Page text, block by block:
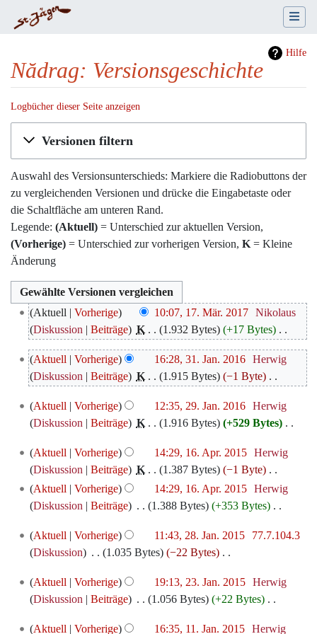
Hilfe
Nădrag: Versionsgeschichte
Logbücher dieser Seite anzeigen
Wechseln zu:Navigation,Suche
Versionen filtern
Auswahl des Versionsunterschieds: Markiere die Radiobuttons der
zu vergleichenden Versionen und drücke die Eingabetaste oder
die Schaltfläche am unteren Rand.
Legende: (Aktuell) = Unterschied zur aktuellen Version,
(Vorherige) = Unterschied zur vorherigen Version, K = Kleine
Änderung
17.
März
2017
Aktuell Vorherige 10:07, 17. Mär. 2017‎ Nikolaus
Diskussion
Beiträge K 1.932 Bytes +17 Bytes ‎
e
i
e
B
e
a
b
e
i
t
n
g
31.
Januar
2016
Aktuell Vorherige 16:28, 31. Jan. 2016‎ Herwig
Diskussion
Beiträge K 1.915 Bytes −1 Byte ‎
e
i
e
B
e
a
b
e
i
t
n
29.
Januar
Aktuell Vorherige 12:35, 29. Jan. 2016‎ Herwig
Diskussion
Beiträge K 1.916 Bytes +529 Bytes ‎
e
i
n
e
e
a
b
e
i
16.
April
2015
Aktuell Vorherige 14:29, 16. Apr. 2015‎ Herwig
Diskussion
Beiträge K 1.387 Bytes −1 Byte ‎
K
e
n
e
e
a
Aktuell Vorherige 14:29, 16. Apr. 2015‎ Herwig
Diskussion
Beiträge 1.388 Bytes +353 Bytes ‎
e
i
e
B
e
28.
Januar
Aktuell Vorherige 11:43, 28. Jan. 2015‎
77.7.104.3
Diskussion
1.035 Bytes −22 Bytes ‎
e
i
23.
Januar
Aktuell Vorherige 19:13, 23. Jan. 2015‎ Herwig
Diskussion
Beiträge 1.056 Bytes +22 Bytes ‎
11.
Aktuell Vorherige 16:35, 11. Jan. 2015‎ Herwig